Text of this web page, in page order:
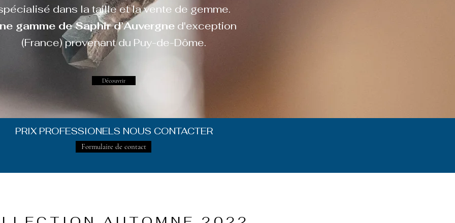
dans la taille et la vente de gemme.
gamme de Saphir d’Auvergned'exception
(France) provenant du Puy-de-Dôme.
Découvrir
PRIX PROFESSIONELS NOUS CONTACTER
Formulaire de contact